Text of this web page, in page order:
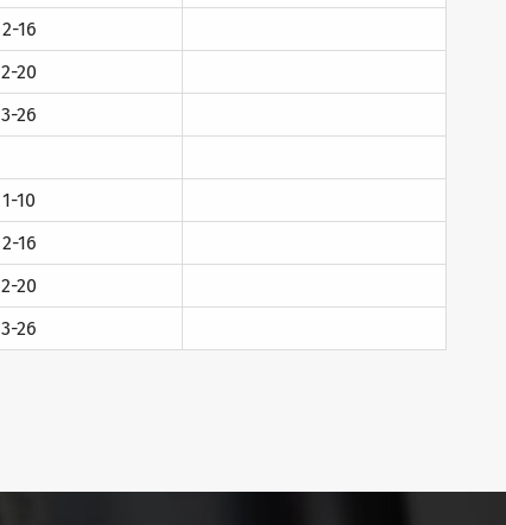
2-16
2-20
3-26
1-10
2-16
2-20
3-26